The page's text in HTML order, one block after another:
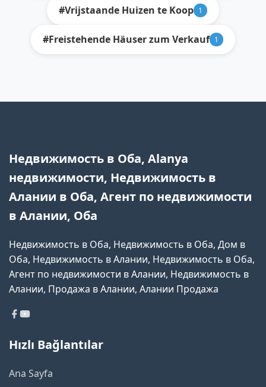
#Vrijstaande Huizen te Koop 1
#Freistehende Häuser zum Verkauf 1
Недвижимость в Оба, Alanya
недвижимости, Недвижимость в
Алании в Оба, Агент по недвижимости
в Алании, Оба
Недвижимость в Оба, Недвижимость в Оба, Дом в
Оба, Недвижимость в Алании, Недвижимость в Оба,
Агент по недвижимости в Алании, Недвижимость в
Алании, Продажа в Алании, Алании Продажа
Hızlı Bağlantılar
Ana Sayfa